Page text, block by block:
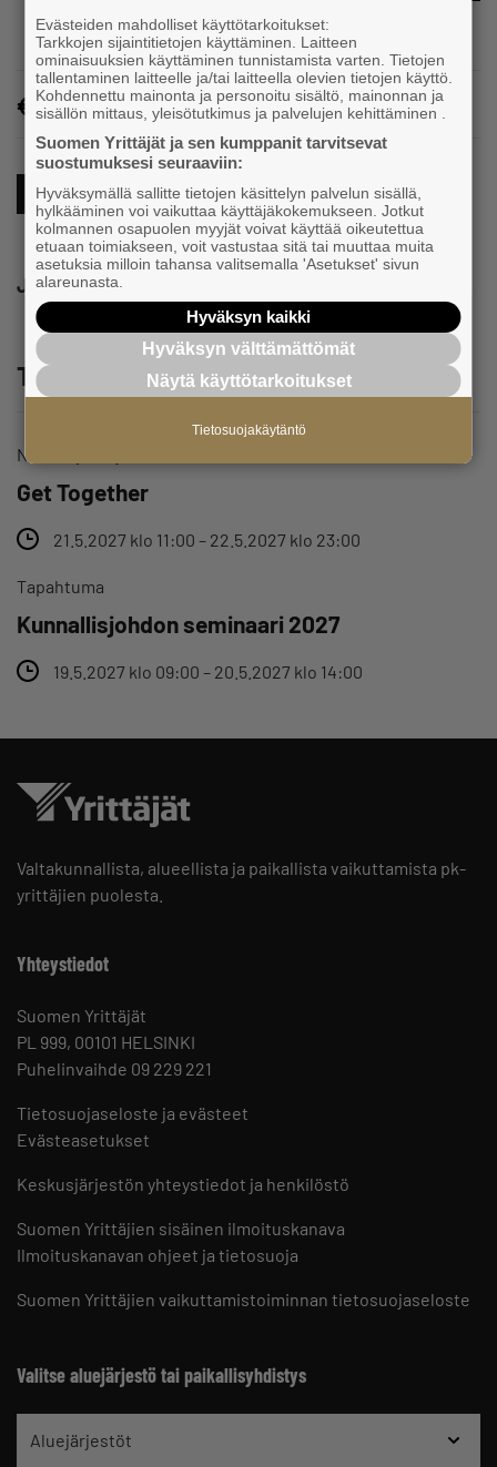
Maksuton
Omistajanvaihdos
Jaa
Tutustu myös näihin tapahtumiin
Nuoret yrittäjät
Get Together
21.5.2027 klo 11:00 – 22.5.2027 klo 23:00
Tapahtuma
Kunnallisjohdon seminaari 2027
19.5.2027 klo 09:00 – 20.5.2027 klo 14:00
Valtakunnallista, alueellista ja paikallista vaikuttamista pk-
yrittäjien puolesta.
Yhteystiedot
Suomen Yrittäjät
PL 999, 00101 HELSINKI
Puhelinvaihde 09 229 221
Tietosuojaseloste ja evästeet
Evästeasetukset
Keskusjärjestön yhteystiedot ja henkilöstö
Suomen Yrittäjien sisäinen ilmoituskanava
Ilmoituskanavan ohjeet ja tietosuoja
Suomen Yrittäjien vaikuttamistoiminnan tietosuojaseloste
Valitse aluejärjestö tai paikallisyhdistys
Aluejärjestöt
Evästeiden mahdolliset käyttötarkoitukset:
Tarkkojen sijaintitietojen käyttäminen. Laitteen
ominaisuuksien käyttäminen tunnistamista varten. Tietojen
tallentaminen laitteelle ja/tai laitteella olevien tietojen käyttö.
Kohdennettu mainonta ja personoitu sisältö, mainonnan ja
sisällön mittaus, yleisötutkimus ja palvelujen kehittäminen .
Suomen Yrittäjät ja sen kumppanit tarvitsevat
suostumuksesi seuraaviin:
Hyväksymällä sallitte tietojen käsittelyn palvelun sisällä,
hylkääminen voi vaikuttaa käyttäjäkokemukseen. Jotkut
kolmannen osapuolen myyjät voivat käyttää oikeutettua
etuaan toimiakseen, voit vastustaa sitä tai muuttaa muita
asetuksia milloin tahansa valitsemalla 'Asetukset' sivun
alareunasta.
Hyväksyn kaikki
Hyväksyn välttämättömät
Näytä käyttötarkoitukset
Tietosuojakäytäntö